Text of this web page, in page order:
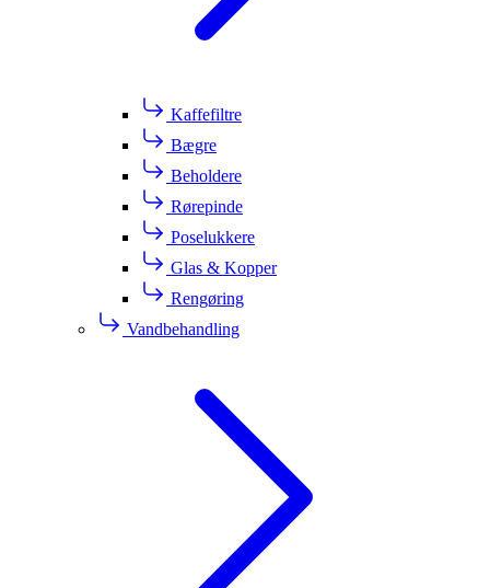
Kaffefiltre
Bægre
Beholdere
Rørepinde
Poselukkere
Glas & Kopper
Rengøring
Vandbehandling